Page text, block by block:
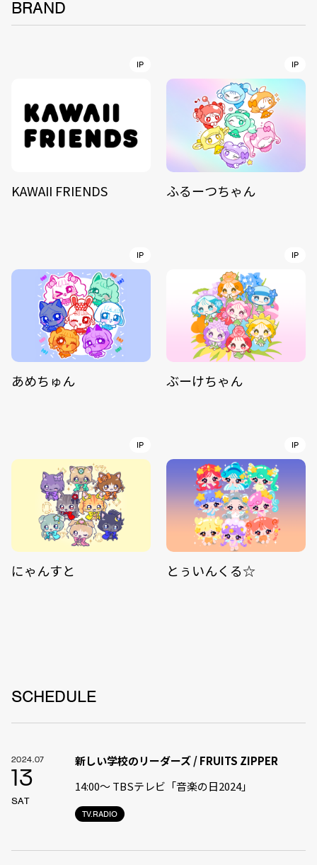
BRAND
IP
KAWAII FRIENDS
IP
ふるーつちゃん
IP
あめちゅん
IP
ぶーけちゃん
IP
にゃんすと
IP
とぅいんくる☆
SCHEDULE
2024.07
13
SAT
TV.RADIO
新しい学校のリーダーズ / FRUITS ZIPPER
14:00〜 TBSテレビ「音楽の日2024」